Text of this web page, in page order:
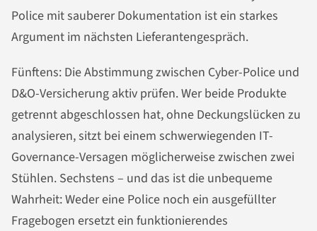
Police mit sauberer Dokumentation ist ein starkes
Argument im nächsten Lieferantengespräch.
Fünftens: Die Abstimmung zwischen Cyber-Police und
D&O-Versicherung aktiv prüfen. Wer beide Produkte
getrennt abgeschlossen hat, ohne Deckungslücken zu
analysieren, sitzt bei einem schwerwiegenden IT-
Governance-Versagen möglicherweise zwischen zwei
Stühlen. Sechstens – und das ist die unbequeme
Wahrheit: Weder eine Police noch ein ausgefüllter
Fragebogen ersetzt ein funktionierendes